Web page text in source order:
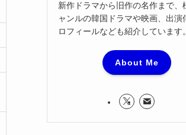
新作ドラマから旧作の名作まで、
ャンルの韓国ドラマや映画、出演
ロフィールなども紹介しています。
About Me